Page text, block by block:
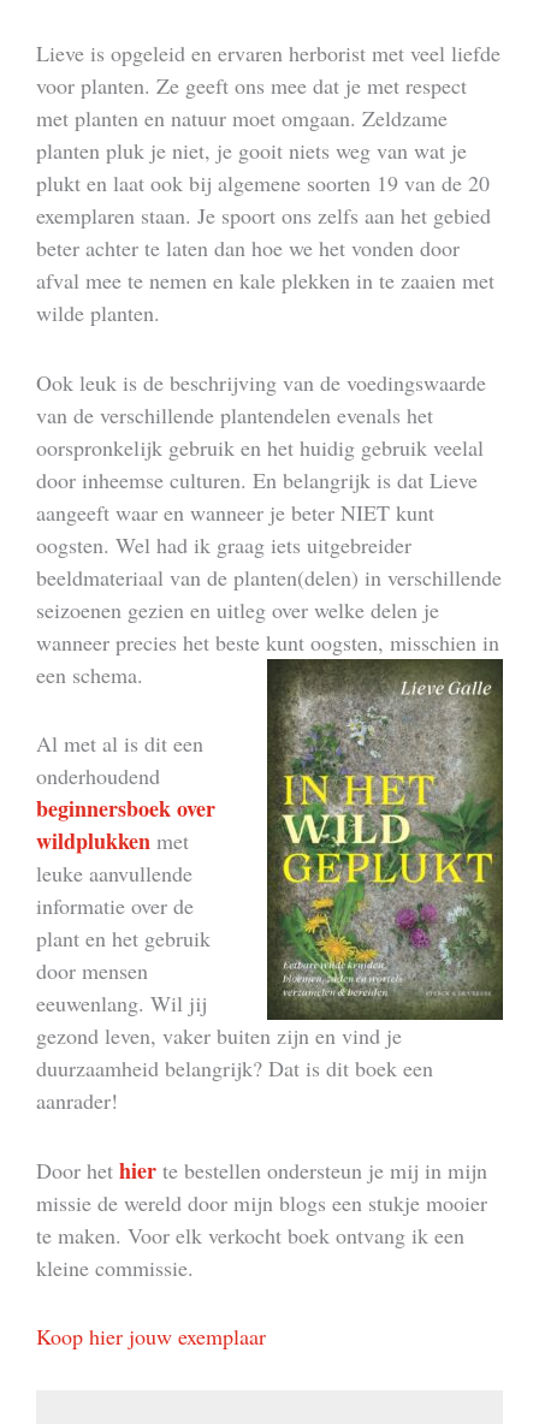
Lieve is opgeleid en ervaren herborist met veel liefde
voor planten. Ze geeft ons mee dat je met respect
met planten en natuur moet omgaan. Zeldzame
planten pluk je niet, je gooit niets weg van wat je
plukt en laat ook bij algemene soorten 19 van de 20
exemplaren staan. Je spoort ons zelfs aan het gebied
beter achter te laten dan hoe we het vonden door
afval mee te nemen en kale plekken in te zaaien met
wilde planten.
Ook leuk is de beschrijving van de voedingswaarde
van de verschillende plantendelen evenals het
oorspronkelijk gebruik en het huidig gebruik veelal
door inheemse culturen. En belangrijk is dat Lieve
aangeeft waar en wanneer je beter NIET kunt
oogsten. Wel had ik graag iets uitgebreider
beeldmateriaal van de planten(delen) in verschillende
seizoenen gezien en uitleg over welke delen je
wanneer precies het beste kunt oogsten, misschien in
een schema.
Al met al is dit een
onderhoudend
beginnersboek over
wildplukken met
leuke aanvullende
informatie over de
plant en het gebruik
door mensen
eeuwenlang. Wil jij
gezond leven, vaker buiten zijn en vind je
duurzaamheid belangrijk? Dat is dit boek een
aanrader!
Door het hier te bestellen ondersteun je mij in mijn
missie de wereld door mijn blogs een stukje mooier
te maken. Voor elk verkocht boek ontvang ik een
kleine commissie.
Koop hier jouw exemplaar